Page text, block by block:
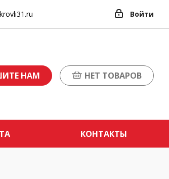
Войти
НАМ НЕТ ТОВАРОВ
КОНТАКТЫ